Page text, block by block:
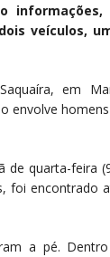
informações,
veículos,
em
envolve
de quarta-feira
foi encontrado
a pé.